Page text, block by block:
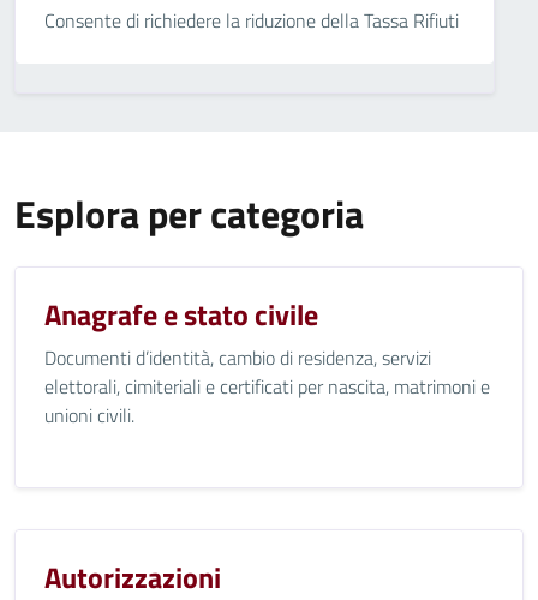
Consente di richiedere la riduzione della Tassa Rifiuti
Esplora per categoria
Anagrafe e stato civile
Documenti d’identità, cambio di residenza, servizi
elettorali, cimiteriali e certificati per nascita, matrimoni e
unioni civili.
Autorizzazioni